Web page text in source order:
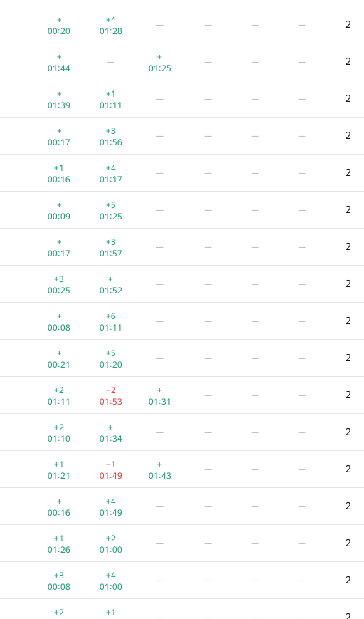
+
00:20
+4
01:28
— — — — 2
+
01:44
—
+
01:25
— — — 2
+
01:39
+1
01:11
— — — — 2
+
00:17
+3
01:56
— — — — 2
+1
00:16
+4
01:17
— — — — 2
+
00:09
+5
01:25
— — — — 2
+
00:17
+3
01:57
— — — — 2
+3
00:25
+
01:52
— — — — 2
+
00:08
+6
01:11
— — — — 2
+
00:21
+5
01:20
— — — — 2
+2
01:11
−2
01:53
+
01:31
— — — 2
+2
01:10
+
01:34
— — — — 2
+1
01:21
−1
01:49
+
01:43
— — — 2
+
00:16
+4
01:49
— — — — 2
+1
01:26
+2
01:00
— — — — 2
+3
00:08
+4
01:00
— — — — 2
+2
+1
1280 3274 691 / 4746 /1153 133/771 151/452 /623
+1
00:24
01:40
2
01:03
+1
00:41
2
00:20
+3
01:26
01:59
2
+
00:04
+4
01:22
— 2
+1
00:27
01:36
01:59
2
+
01:00
+3
00:46
— 2
00:17
+3
01:31
2
+1
00:32
—
01:58
2
+
00:19
+3
01:32
2
+1
2